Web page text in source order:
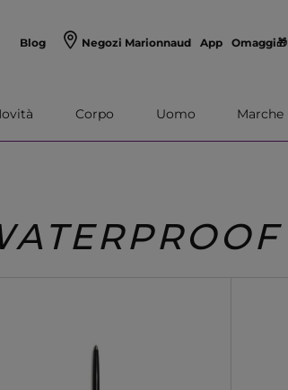
Blog Negozi Marionnaud App Omaggi🎁
Corpo Uomo Marche